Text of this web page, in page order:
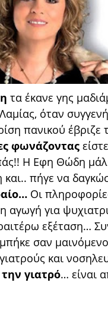
τα έκανε γης
όταν
πανικού έβριζε
φωνάζοντας
Η Εφη Θώδη
και.. πήγε να
Οι
αγωγή για
εξέταση…
σαν
και
γιατρό… είναι